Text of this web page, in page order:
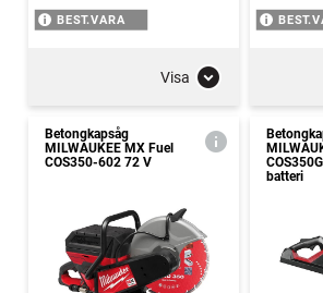
BEST.VARA
Visa
Betongkapsåg
MILWAUKEE MX Fuel
COS350-602 72 V
batteri